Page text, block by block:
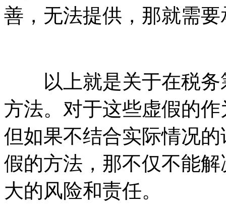
善，无法提供，那就需
以上就是关于在税务
方法。对于这些虚假的
但如果不结合实际情况
假的方法，那不仅不能
大的风险和责任。